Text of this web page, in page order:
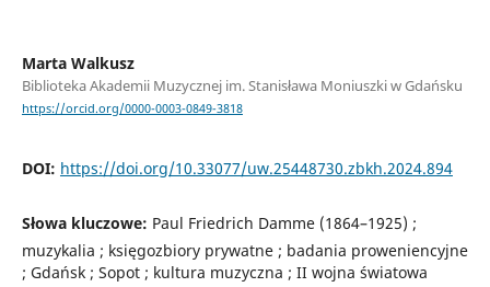
Marta Walkusz
Biblioteka Akademii Muzycznej im. Stanisława Moniuszki w Gdańsku
https://orcid.org/0000-0003-0849-3818
DOI: https://doi.org/10.33077/uw.25448730.zbkh.2024.894
Słowa kluczowe: Paul Friedrich Damme (1864–1925) ;
muzykalia ; księgozbiory prywatne ; badania proweniencyjne
; Gdańsk ; Sopot ; kultura muzyczna ; II wojna światowa